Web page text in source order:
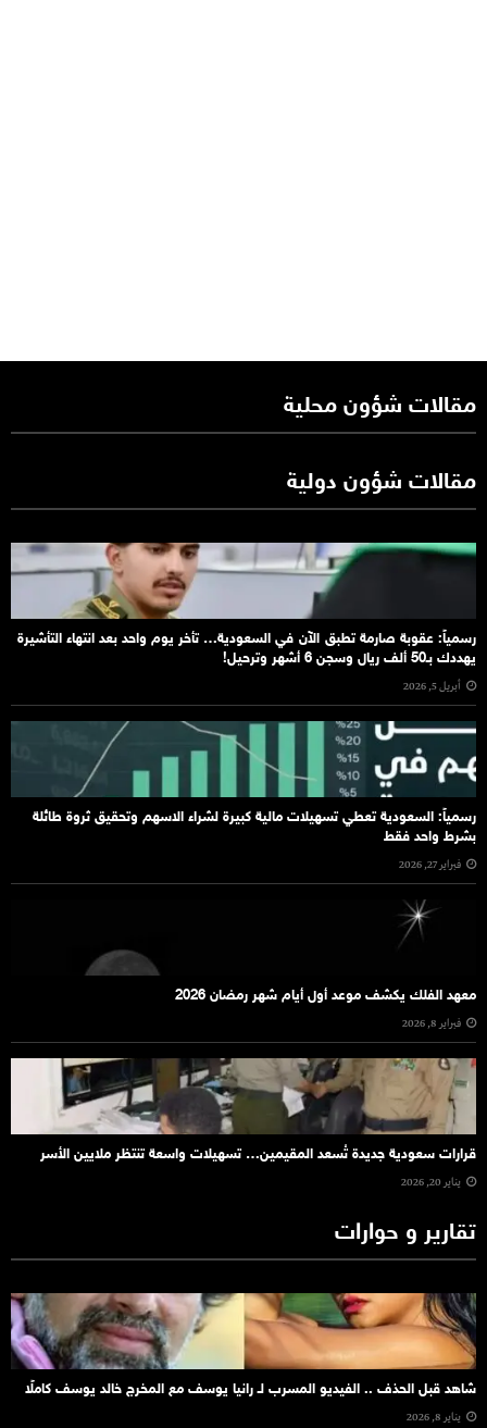
مقالات شؤون محلية
مقالات شؤون دولية
رسمياً: عقوبة صارمة تطبق الآن في السعودية… تأخر يوم واحد بعد انتهاء التأشيرة
يهددك بـ50 ألف ريال وسجن 6 أشهر وترحيل!
أبريل 5, 2026
رسمياً: السعودية تعطي تسهيلات مالية كبيرة لشراء الاسهم وتحقيق ثروة طائلة
بشرط واحد فقط
فبراير 27, 2026
معهد الفلك يكشف موعد أول أيام شهر رمضان 2026
فبراير 8, 2026
قرارات سعودية جديدة تُسعد المقيمين… تسهيلات واسعة تنتظر ملايين الأسر
يناير 20, 2026
تقارير و حوارات
شاهد قبل الحذف .. الفيديو المسرب لـ رانيا يوسف مع المخرج خالد يوسف كاملًا
يناير 8, 2026